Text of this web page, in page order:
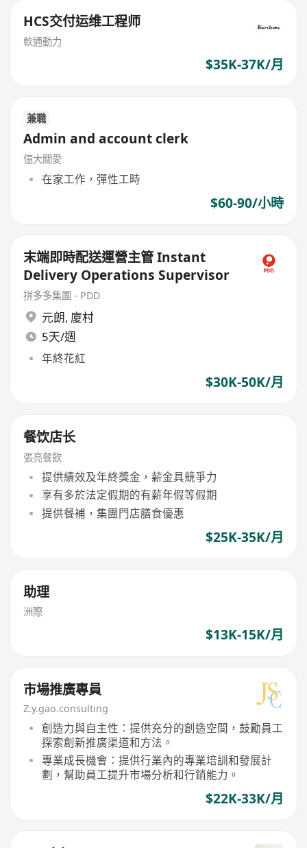
HCS交付运维工程师
軟通動力
$35K-37K/月
兼職
Admin and account clerk
億大關愛
在家工作，彈性工時
$60-90/小時
末端即時配送運營主管 Instant
Delivery Operations Supervisor
拼多多集團 - PDD
元朗, 廈村
5天/週
年終花紅
$30K-50K/月
餐饮店长
張亮餐飲
提供績效及年終獎金，薪金具競爭力
享有多於法定假期的有薪年假等假期
提供餐補，集團門店膳食優惠
$25K-35K/月
助理
洲際
$13K-15K/月
市場推廣專員
Z.y.gao.consulting
創造力與自主性：提供充分的創造空間，鼓勵員工
探索創新推廣渠道和方法。
專業成長機會：提供行業內的專業培訓和發展計
劃，幫助員工提升市場分析和行銷能力。
$22K-33K/月